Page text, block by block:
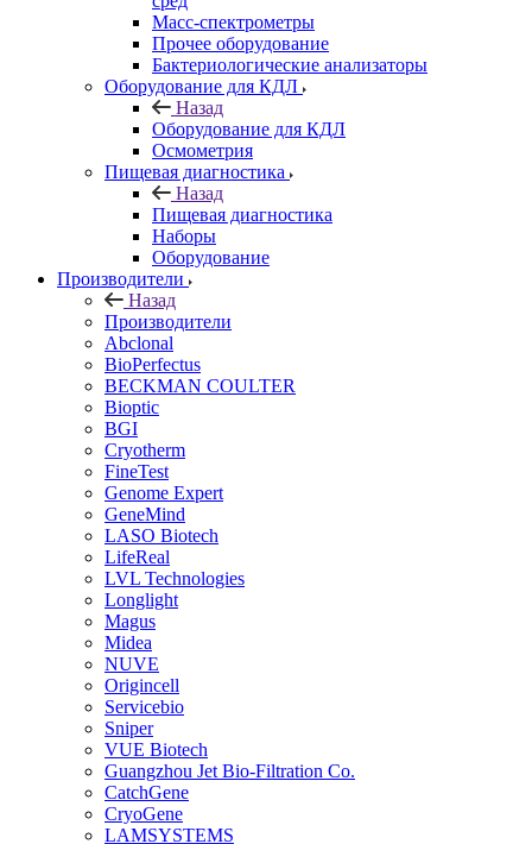
Масс-спектрометры
Прочее оборудование
Бактериологические анализаторы
Оборудование для КДЛ
Назад
Оборудование для КДЛ
Осмометрия
Пищевая диагностика
Назад
Пищевая диагностика
Наборы
Оборудование
Производители
Назад
Производители
Abclonal
BioPerfectus
BECKMAN COULTER
Bioptic
BGI
Cryotherm
FineTest
Genome Expert
GeneMind
LASO Biotech
LifeReal
LVL Technologies
Longlight
Magus
Midea
NUVE
Origincell
Servicebio
Sniper
VUE Biotech
Guangzhou Jet Bio-Filtration Co.
CatchGene
CryoGene
LAMSYSTEMS